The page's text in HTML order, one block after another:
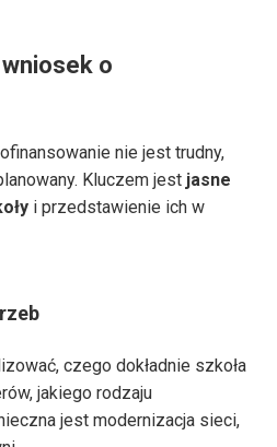
o
nie jest trudny,
Kluczem jest jasne
i przedstawienie ich w
czego dokładnie szkoła
jakiego rodzaju
jest modernizacja sieci,